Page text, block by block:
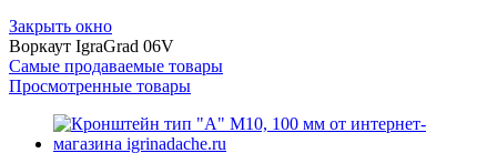
Закрыть окно
Воркаут IgraGrad 06V
Самые продаваемые товары
Просмотренные товары